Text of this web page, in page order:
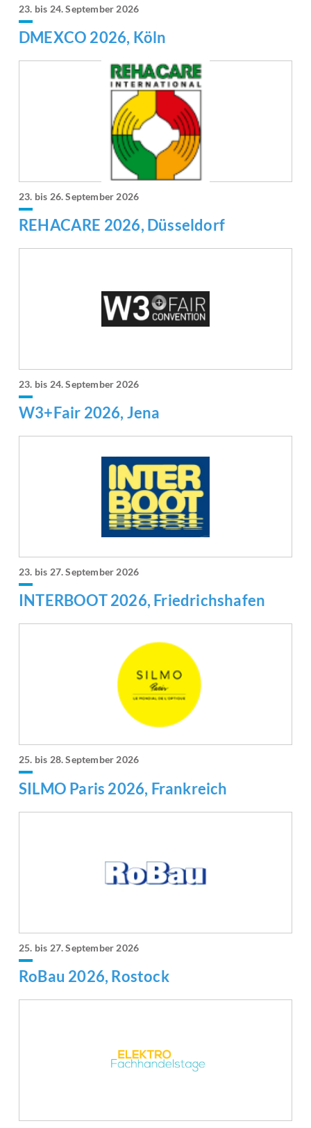
23. bis 24. September 2026
DMEXCO 2026, Köln
23. bis 26. September 2026
REHACARE 2026, Düsseldorf
23. bis 24. September 2026
W3+Fair 2026, Jena
23. bis 27. September 2026
INTERBOOT 2026, Friedrichshafen
25. bis 28. September 2026
SILMO Paris 2026, Frankreich
25. bis 27. September 2026
RoBau 2026, Rostock